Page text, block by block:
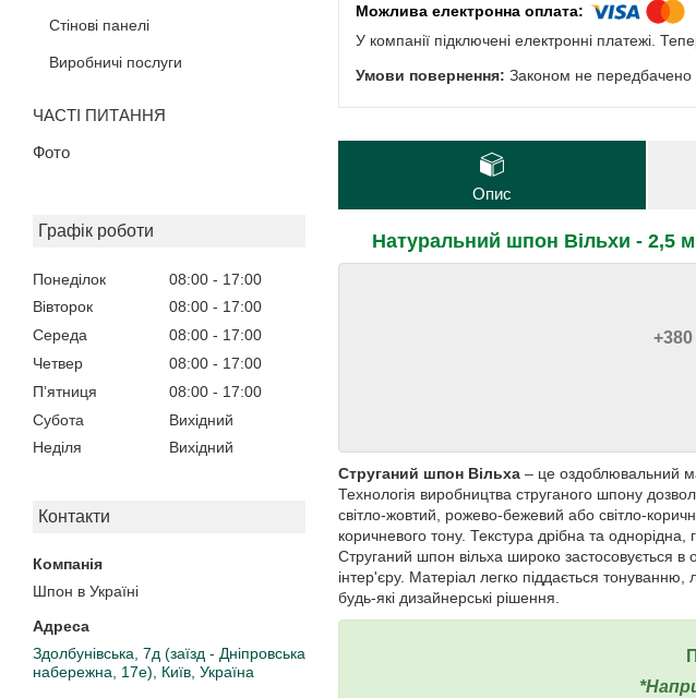
Стінові панелі
Виробничі послуги
ЧАСТІ ПИТАННЯ
Фото
Графік роботи
Понеділок 08:00
17:00
Вівторок
08:00
17:00
Середа
08:00
17:00
Четвер
08:00
17:00
Пʼятниця
08:00
17:00
Субота
Вихідний
Неділя
Вихідний
Контакти
Шпон в Україні
Здолбунівська, 7д (заїзд - Дніпровська
набережна, 17е), Київ, Україна
У компанії підключені електронні платежі.
Законом не передбачено
Опис
Натуральний шпон Вільхи - 2,5
Струганий шпон Вільха – це оздоблювальний
Технологія виробництва струганого шпону
світло-жовтий, рожево-бежевий або світло-
коричневого тону. Текстура дрібна та
Струганий шпон вільха широко застосовується
інтер'єру. Матеріал легко піддається
будь-які дизайнерські рішення.